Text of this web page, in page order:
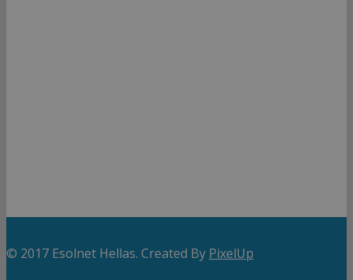
© 2017 Esolnet Hellas. Created By PixelUp